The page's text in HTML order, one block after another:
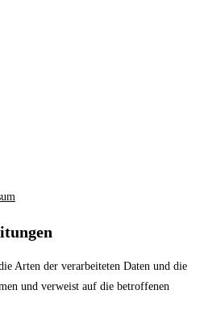
Arten der verarbeiteten Daten und die
und verweist auf die betroffenen